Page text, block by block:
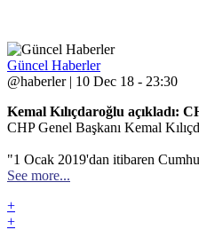
Güncel Haberler
@haberler | 10 Dec 18 - 23:30
Kemal Kılıçdaroğlu açıkladı:
CHP Genel Başkanı Kemal
"1 Ocak 2019'dan itibaren
See more...
+
+